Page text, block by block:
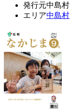
発行元中島村
エリア中島村